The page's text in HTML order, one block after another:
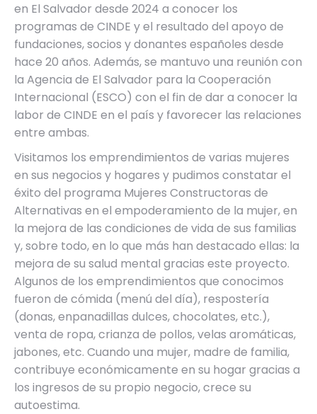
en El Salvador desde 2024 a conocer los
programas de CINDE y el resultado del apoyo de
fundaciones, socios y donantes españoles desde
hace 20 años. Además, se mantuvo una reunión con
la Agencia de El Salvador para la Cooperación
Internacional (ESCO) con el fin de dar a conocer la
labor de CINDE en el país y favorecer las relaciones
entre ambas.
Visitamos los emprendimientos de varias mujeres
en sus negocios y hogares y pudimos constatar el
éxito del programa Mujeres Constructoras de
Alternativas en el empoderamiento de la mujer, en
la mejora de las condiciones de vida de sus familias
y, sobre todo, en lo que más han destacado ellas: la
mejora de su salud mental gracias este proyecto.
Algunos de los emprendimientos que conocimos
fueron de cómida (menú del día), respostería
(donas, enpanadillas dulces, chocolates, etc.),
venta de ropa, crianza de pollos, velas aromáticas,
jabones, etc. Cuando una mujer, madre de familia,
contribuye económicamente en su hogar gracias a
los ingresos de su propio negocio, crece su
autoestima.